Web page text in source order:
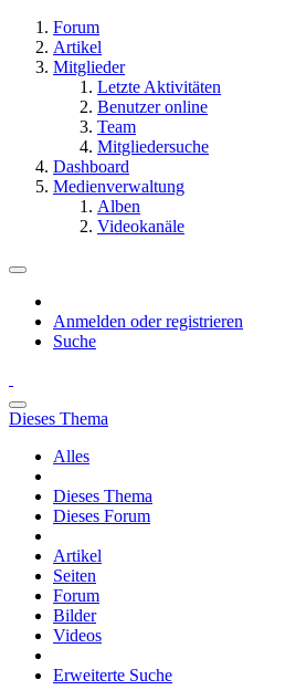
Forum
Artikel
Mitglieder
Letzte Aktivitäten
Benutzer online
Team
Mitgliedersuche
Dashboard
Medienverwaltung
Alben
Videokanäle
Anmelden oder registrieren
Suche
Dieses Thema
Alles
Dieses Thema
Dieses Forum
Artikel
Seiten
Forum
Bilder
Videos
Erweiterte Suche